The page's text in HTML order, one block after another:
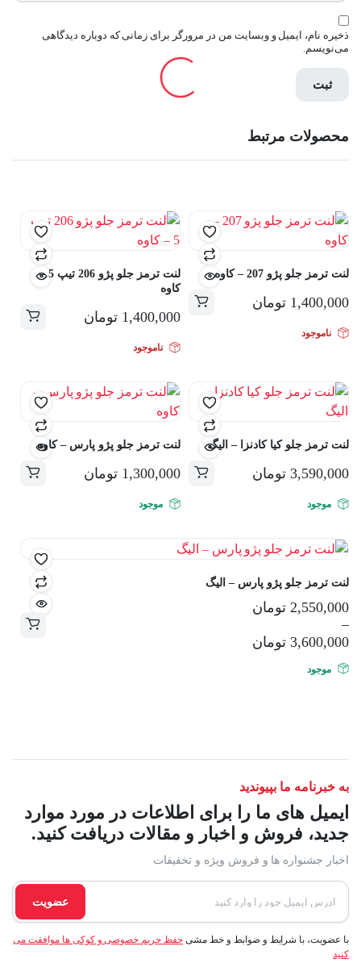
ذخیره نام، ایمیل و وبسایت من در مرورگر برای زمانی که دوباره دیدگاهی
می‌نویسم.
محصولات مرتبط
لنت ترمز جلو پژو 207 – کاوه
1,400,000 تومان
ناموجود
لنت ترمز جلو پژو 206 تیپ 5 –
کاوه
1,400,000 تومان
ناموجود
لنت ترمز جلو کیا کادنزا – الیگ
3,590,000 تومان
موجود
لنت ترمز جلو پژو پارس – کاوه
1,300,000 تومان
موجود
لنت ترمز جلو پژو پارس – الیگ
2,550,000 تومان
–
3,600,000 تومان
محصول
دارای
ها
ممکن
در
صفحه
محصول
انتخاب
شوند
موجود
به خبرنامه ما بپیوندید
ایمیل های ما را برای اطلاعات در مورد موارد
جدید، فروش و اخبار و مقالات دریافت کنید.
اخبار جشنواره ها و فروش ویژه و تخفیفات
عضویت
با عضویت، با شرایط و ضوابط و خط مشی حفظ حریم خصوصی و کوکی ها موافقت می
کنید